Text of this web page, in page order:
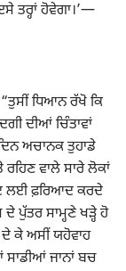
ਤਰ੍ਹਾਂ ਹੋਵੇਗਾ।’​—
ਧਿਆਨ ਰੱਖੋ ਕਿ
ਦੀਆਂ ਚਿੰਤਾਵਾਂ
ਅਚਾਨਕ ਤੁਹਾਡੇ
ਵਾਲੇ ਸਾਰੇ ਲੋਕਾਂ
ਲਈ ਫ਼ਰਿਆਦ ਕਰਦੇ
ਪੁੱਤਰ ਸਾਮ੍ਹਣੇ ਖੜ੍ਹੇ ਹੋ
ਕੇ ਅਸੀਂ ਯਹੋਵਾਹ
ਸਾਡੀਆਂ ਜਾਨਾਂ ਬਚ